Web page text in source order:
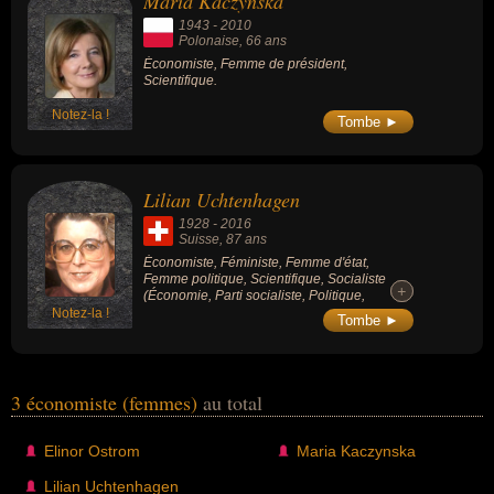
Notez-la !
1943 - 2010
Polonaise , 66 ans
Économiste, Femme de président,
Scientifique.
Tombe ►
Notez-la !
Lilian Uchtenhagen
1928 - 2016
Suisse, 87 ans
Économiste, Féministe, Femme d'état,
Femme politique, Scientifique, Socialiste
(Économie, Parti socialiste, Politique,
Politique de gauche, Science).
+
+
Tombe ►
3 économiste (femmes) au total
Elinor Ostrom
Lilian Uchtenhagen
Maria Kaczynska